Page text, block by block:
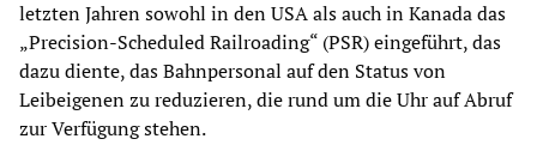
letzten Jahren sowohl in den USA als auch in Kanada das
„Precision-Scheduled Railroading“ (PSR) eingeführt, das
dazu diente, das Bahnpersonal auf den Status von
Leibeigenen zu reduzieren, die rund um die Uhr auf Abruf
zur Verfügung stehen.